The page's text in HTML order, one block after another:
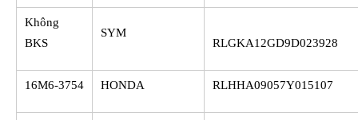
Không
BKS
SYM
RLGKA12GD9D023928
16M6-3754 HONDA RLHHA09057Y015107